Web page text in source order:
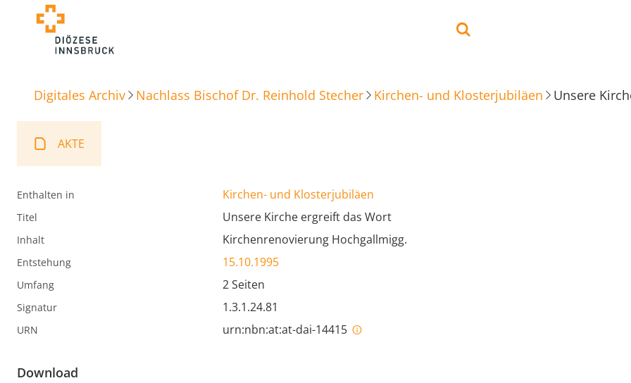
Digitales Archiv Nachlass Bischof Dr. Reinhold Stecher Kirchen- und Klosterjubiläen Unsere
AKTE
Enthalten in Kirchen- und Klosterjubiläen
Titel Unsere Kirche ergreift das Wort
Inhalt Kirchenrenovierung Hochgallmigg.
Entstehung 15.10.1995
Umfang 2 Seiten
Signatur 1.3.1.24.81
URN urn:nbn:at:at-dai-14415
Download